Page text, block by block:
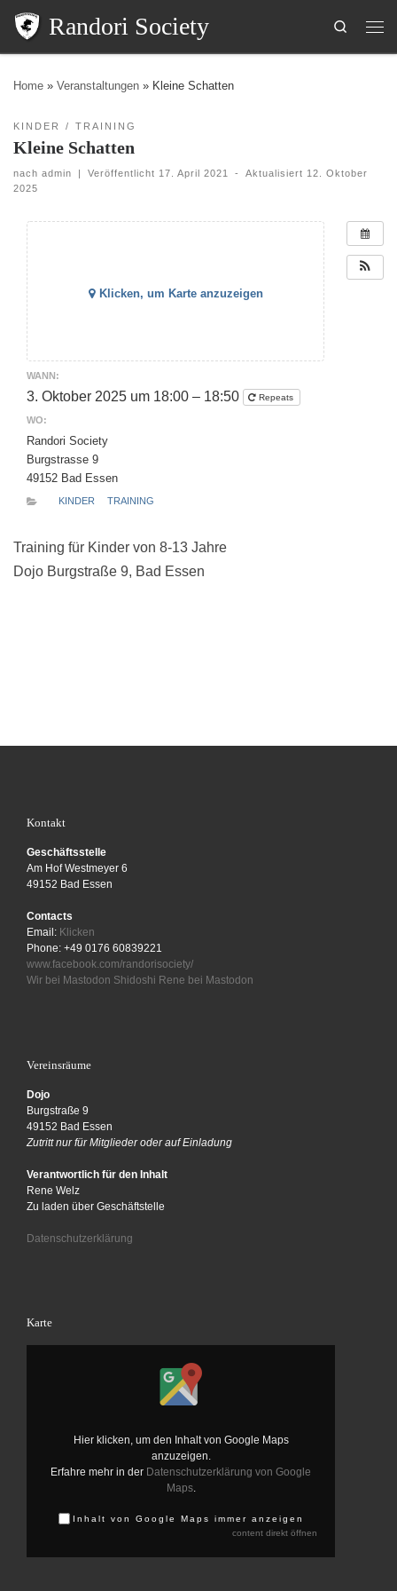
Randori Society Search
Home » Veranstaltungen » Kleine Schatten
KINDER TRAINING
Kleine Schatten
nach admin | Veröffentlicht 17. April 2021 - Aktualisiert 12. Oktober
2025
Klicken, um Karte anzuzeigen
WANN:
3. Oktober 2025 um 18:00 – 18:50 Repeats
WO:
Randori Society
Burgstrasse 9
49152 Bad Essen
KINDER TRAINING
Training für Kinder von 8-13 Jahre
Dojo Burgstraße 9, Bad Essen
Kontakt
Geschäftsstelle
Am Hof Westmeyer 6
49152 Bad Essen
Contacts
Email: Klicken
Phone: +49 0176 60839221
www.facebook.com/randorisociety/
Wir bei Mastodon Shidoshi Rene bei Mastodon
Vereinsräume
Dojo
Burgstraße 9
49152 Bad Essen
Zutritt nur für Mitglieder oder auf Einladung
Verantwortlich für den Inhalt
Rene Welz
Zu laden über Geschäftstelle
Datenschutzerklärung
Karte
Hier klicken, um den Inhalt von Google Maps
anzuzeigen.
Erfahre mehr in der Datenschutzerklärung von Google
Maps.
Inhalt von Google Maps immer anzeigen
content direkt öffnen